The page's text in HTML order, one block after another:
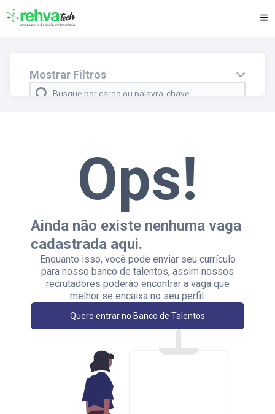
Faça parte do nosso Banco de Talentos
Mostrar Filtros
Ops!
Ainda não existe nenhuma vaga
cadastrada aqui.
Enquanto isso, você pode enviar seu currículo
para nosso banco de talentos, assim nossos
recrutadores poderão encontrar a vaga que
melhor se encaixa no seu perfil.
Quero entrar no Banco de Talentos